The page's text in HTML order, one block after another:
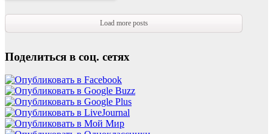
Load more posts
Поделиться в соц. сетях